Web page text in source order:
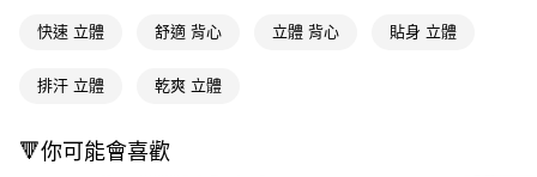
１．簡單：不需註冊會員、不需綁卡、不需儲值。
３．安心：先確認商品／服務後，再付款。
１．於結帳方式選擇「AFTEE先享後付」後，將跳轉至「AFTEE先享後付」
結帳頁面，進行簡訊認證並確認金額後，即可完成結帳。
全家取貨付款
付款後全家取貨
快速 立體 舒適 背心 立體 背心 貼身 立體
排汗 立體 乾爽 立體
🔻你可能會喜歡